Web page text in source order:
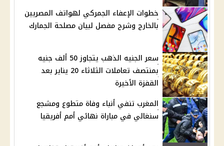
خطوات الإعفاء الجمركي لهواتف المصريين
بالخارج وشرح مفصل لبيان مصلحة الجمارك
سعر الجنيه الذهب يتجاوز 50 ألف جنيه
بمنتصف تعاملات الثلاثاء 20 يناير بعد
القفزة الأخيرة
المغرب تنفي أنباء وفاة متطوع ومشجع
سنغالي في مباراة نهائي أمم أفريقيا